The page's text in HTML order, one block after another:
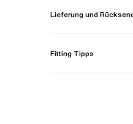
Lieferung und
Fitting Tipps